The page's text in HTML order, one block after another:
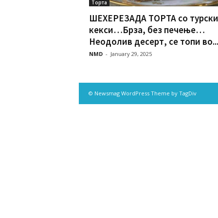
Торта
ШЕХЕРЕЗАДА ТОРТА со турски
кекси…Брза, без печење…
Неодолив десерт, се топи во...
NMD - January 29, 2025
© Newsmag WordPress Theme by TagDiv